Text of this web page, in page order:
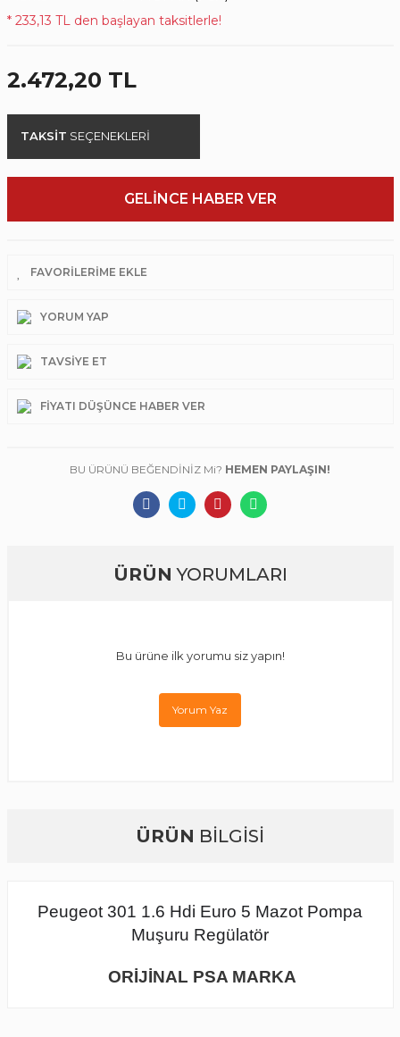
* 233,13 TL den başlayan taksitlerle!
2.472,20 TL
TAKSİT SEÇENEKLERİ
GELİNCE HABER VER
YORUM YAP
TAVSIYE ET
FIYATI DÜŞÜNCE HABER VER
BU ÜRÜNÜ BEĞENDİNİZ Mi? HEMEN PAYLAŞIN!
ÜRÜN YORUMLARI
Bu ürüne ilk yorumu siz yapın!
Yorum Yaz
ÜRÜN BİLGİSİ
Peugeot 301 1.6 Hdi Euro 5 Mazot Pompa
Muşuru Regülatör
ORİJİNAL PSA MARKA